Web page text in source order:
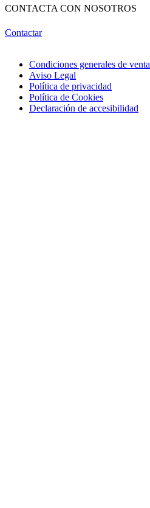
CONTACTA CON NOSOTROS
Contactar
Condiciones generales de venta
Aviso Legal
Política de privacidad
Política de Cookies
Declaración de accesibilidad